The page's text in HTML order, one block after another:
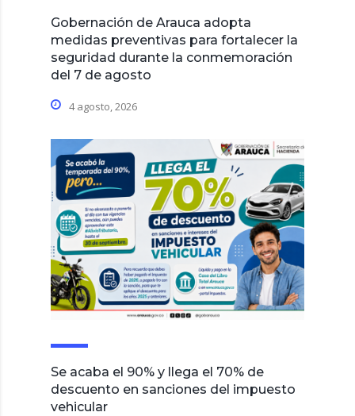
Gobernación de Arauca adopta
medidas preventivas para fortalecer la
seguridad durante la conmemoración
del 7 de agosto
4 agosto, 2026
Se acaba el 90% y llega el 70% de
descuento en sanciones del impuesto
vehicular